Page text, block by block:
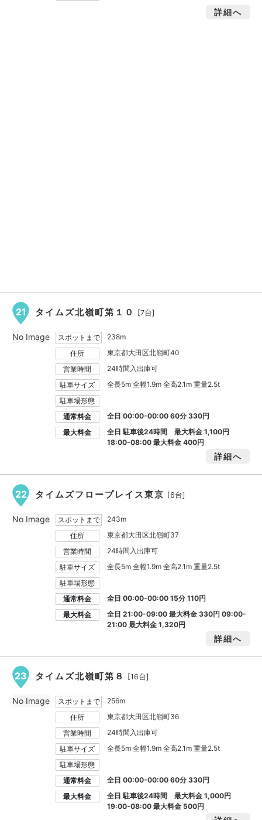
詳細へ
21 タイムズ北嶺町第１０ [7台]
スポットまで
238m
住所
東京都大田区北嶺町40
営業時間
24時間入出庫可
駐車サイズ
全長5m 全幅1.9m 全高2.1m 重量2.5t
駐車場形態
通常料金
全日 00:00-00:00 60分 330円
最大料金
全日 駐車後24時間 最大料金1,100円
18:00-08:00 最大料金400円
詳細へ
No Image
22 タイムズフロープレイス東京 [6台]
スポットまで
243m
住所
東京都大田区北嶺町37
営業時間
24時間入出庫可
駐車サイズ
全長5m 全幅1.9m 全高2.1m 重量2.5t
駐車場形態
通常料金
全日 00:00-00:00 15分 110円
最大料金
全日 21:00-09:00 最大料金330円09:00-
21:00 最大料金1,320円
詳細へ
No Image
23 タイムズ北嶺町第８ [16台]
スポットまで
256m
住所
東京都大田区北嶺町36
営業時間
24時間入出庫可
駐車サイズ
全長5m 全幅1.9m 全高2.1m 重量2.5t
駐車場形態
通常料金
全日 00:00-00:00 60分 330円
最大料金
全日 駐車後24時間 最大料金1,000円
19:00-08:00 最大料金 500円
No Image